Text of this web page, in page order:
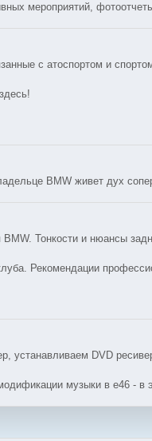
мероприятий,
с атоспортом и
BMW живет дух
Тонкости и нюансы
Рекомендации
устанавливаем DVD
музыки в e46 - в